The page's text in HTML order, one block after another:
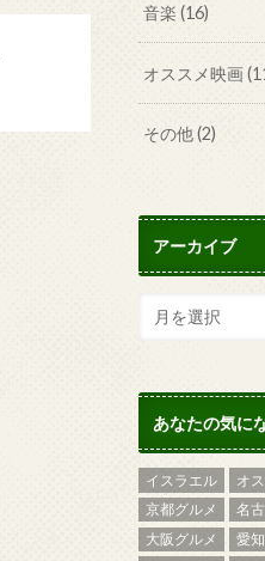
音楽(16)
オススメ映画
その他(2)
アーカイブ
あなたの気に
イスラエル オ
京都グルメ
名
大阪グルメ
愛